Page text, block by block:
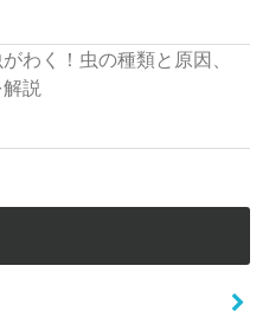
わく！虫の種類と原因、
説